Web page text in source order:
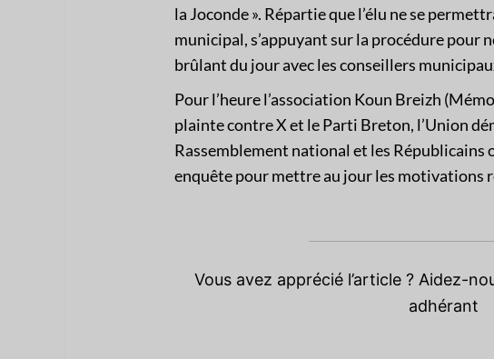
la Joconde ». Répartie que l’élu ne se
municipal, s’appuyant sur la procédure pour
brûlant du jour avec les conseillers
Pour l’heure l’association Koun Breizh
plainte contre X et le Parti Breton, l’Union
Rassemblement national et les Républicains
enquête pour mettre au jour les motivations
Vous avez apprécié l’article ? Aidez-
adhérant